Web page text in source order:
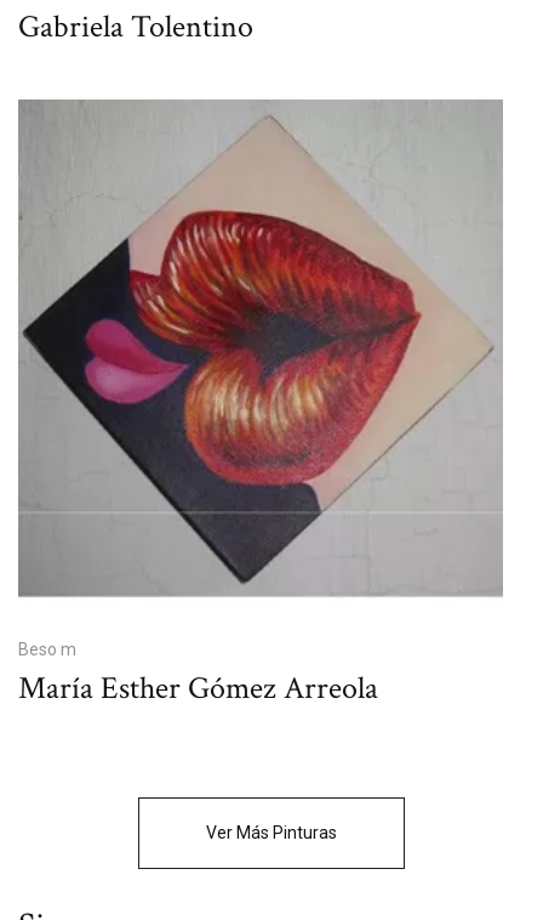
Gabriela Tolentino
Beso m
María Esther Gómez Arreola
Ver Más Pinturas